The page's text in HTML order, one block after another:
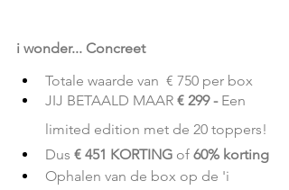
i wonder... Concreet
Totale waarde van  € 750 per box
JIJ BETAALD MAAR € 299 - Een
limited edition met de 20 toppers!
Dus € 451 KORTING of 60% korting
Ophalen van de box op de 'i